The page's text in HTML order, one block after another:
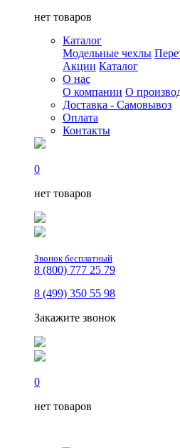
нет товаров
Каталог
Модельные чехлы
Акции Каталог
О нас
О компании О
Доставка - Самовывоз
Оплата
Контакты
0
нет товаров
Звонок бесплатный
8 (800) 777 25 79
8 (499) 350 55 98
Закажите звонок
0
нет товаров